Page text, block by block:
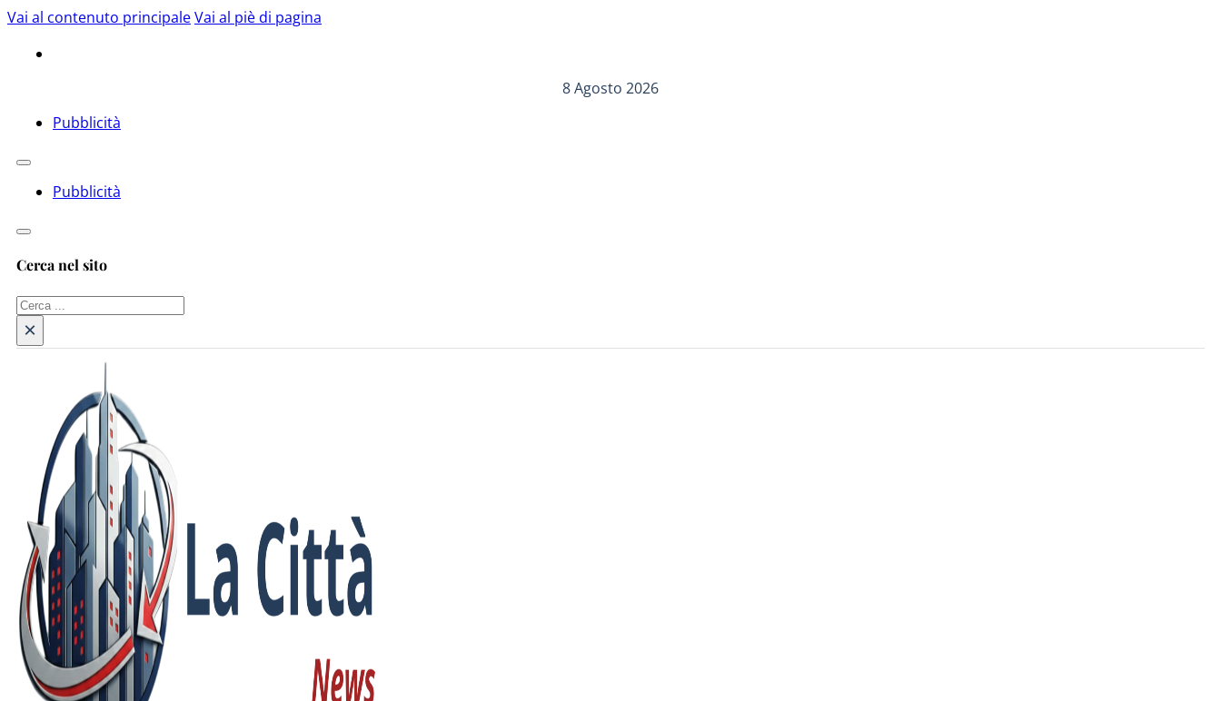
Vai al contenuto principaleVai al piè di pagina
8 Agosto 2026
Pubblicità
Pubblicità
Cerca nel sito
Cerca
×